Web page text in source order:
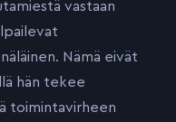
vastaan
Nämä eivät
hän tekee
toimintavirheen